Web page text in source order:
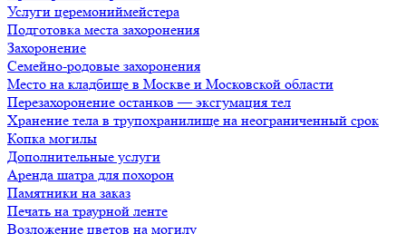
Услуги церемониймейстера
Подготовка места захоронения
Захоронение
Семейно-родовые захоронения
Место на кладбище в Москве и Московской области
Перезахоронение останков — эксгумация тел
Хранение тела в трупохранилище на неограниченный срок
Копка могилы
Дополнительные услуги
Аренда шатра для похорон
Памятники на заказ
Печать на траурной ленте
Возложение цветов на могилу